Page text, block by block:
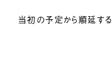
当初の予定から順延する